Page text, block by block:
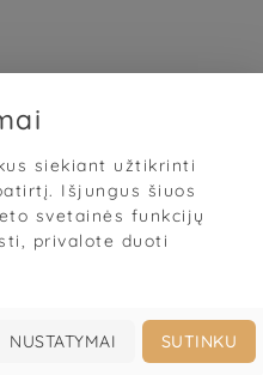

siekiant užtikrinti
Išjungus šiuos
svetainės funkcijų
privalote duoti
NUSTATYMAI SUTINKU
· Slapukai
Saviems“
specialistams